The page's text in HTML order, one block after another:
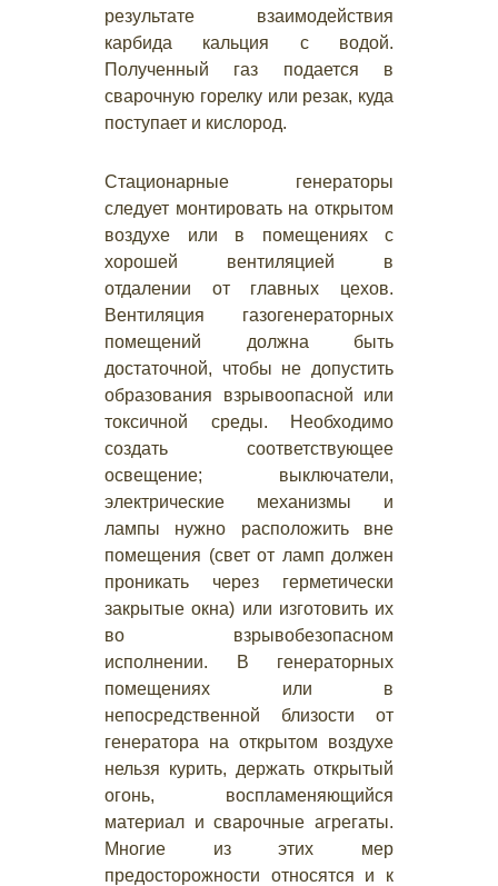
результате взаимодействия
карбида кальция с водой.
Полученный газ подается в
сварочную горелку или резак, куда
поступает и кислород.
Стационарные генераторы
следует монтировать на открытом
воздухе или в помещениях с
хорошей вентиляцией в
отдалении от главных цехов.
Вентиляция газогенераторных
помещений должна быть
достаточной, чтобы не допустить
образования взрывоопасной или
токсичной среды. Необходимо
создать соответствующее
освещение; выключатели,
электрические механизмы и
лампы нужно расположить вне
помещения (свет от ламп должен
проникать через герметически
закрытые окна) или изготовить их
во взрывобезопасном
исполнении. В генераторных
помещениях или в
непосредственной близости от
генератора на открытом воздухе
нельзя курить, держать открытый
огонь, воспламеняющийся
материал и сварочные агрегаты.
Многие из этих мер
предосторожности относятся и к